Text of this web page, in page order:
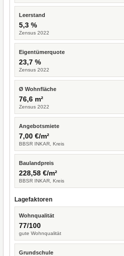
Leerstand
5,3 %
Zensus 2022
Eigentümerquote
23,7 %
Zensus 2022
Ø Wohnfläche
76,6 m²
Zensus 2022
Angebotsmiete
7,00 €/m²
BBSR INKAR, Kreis
Baulandpreis
228,58 €/m²
BBSR INKAR, Kreis
Lagefaktoren
Wohnqualität
77/100
gute Wohnqualität
Grundschule